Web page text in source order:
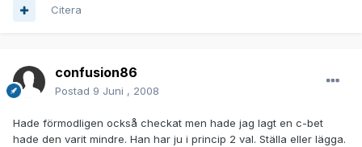
Citera
confusion86
Postad 9 Juni , 2008
Hade förmodligen också checkat men hade jag lagt en c-bet
hade den varit mindre. Han har ju i princip 2 val. Ställa eller lägga.